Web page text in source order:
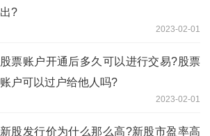
出?
2023-02-01
股票账户开通后多久可以进行交易?股票
账户可以过户给他人吗?
2023-02-01
新股发行价为什么那么高?新股市盈率高